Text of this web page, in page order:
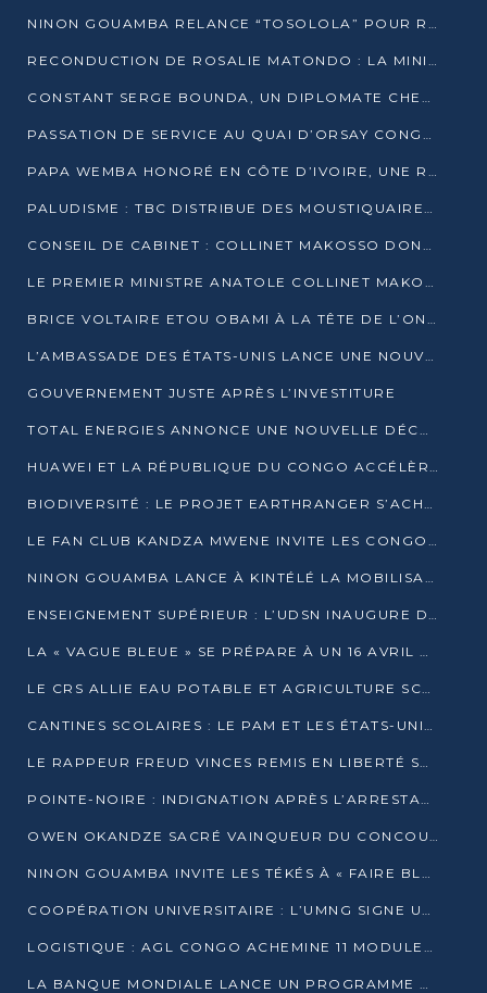
NINON GOUAMBA RELANCE “TOSOLOLA” POUR RENFORCER LE DIALOGUE AVEC LES CITOYENS
RECONDUCTION DE ROSALIE MATONDO : LA MINISTRE PROMET D’ACCÉLÉRER LE TRAITEMENT DES DOSSIERS ET DE RELEVER DE NOUVEAUX DÉFIS
CONSTANT SERGE BOUNDA, UN DIPLOMATE CHEVRONNÉ AUX COMMANDES DES AFFAIRES ÉTRANGÈRES
PASSATION DE SERVICE AU QUAI D’ORSAY CONGOLAIS : GAKOSSO PASSE LE FLAMBEAU À BOUNDA
PAPA WEMBA HONORÉ EN CÔTE D’IVOIRE, UNE RUE PORTE DÉSORMAIS SON NOM
PALUDISME : TBC DISTRIBUE DES MOUSTIQUAIRES DANS DEUX CSI DE BRAZZAVILLE
CONSEIL DE CABINET : COLLINET MAKOSSO DONNE SES DERNIÈRES ORIENTATIONS
LE PREMIER MINISTRE ANATOLE COLLINET MAKOSSO DÉMISSIONNE AVEC SON GOUVERNEMENT
BRICE VOLTAIRE ETOU OBAMI À LA TÊTE DE L’ONEC-C POUR TROIS ANS
L’AMBASSADE DES ÉTATS-UNIS LANCE UNE NOUVELLE COHORTE DU PROGRAMME ACCESS MICRO-SCHOLARSHIP
GOUVERNEMENT JUSTE APRÈS L’INVESTITURE
TOTAL ENERGIES ANNONCE UNE NOUVELLE DÉCOUVERTE D’HYDROCARBURES SUR LE PERMIS MOHO AU LARGE DU CONGO
HUAWEI ET LA RÉPUBLIQUE DU CONGO ACCÉLÈRENT LEUR PARTENARIAT
BIODIVERSITÉ : LE PROJET EARTHRANGER S’ACHÈVE, MAIS LES DÉFIS DEMEURENT
LE FAN CLUB KANDZA MWENE INVITE LES CONGOLAIS À UNE FORTE AFFLUENCE AU STADE DE KINTÉLÉ
NINON GOUAMBA LANCE À KINTÉLÉ LA MOBILISATION POUR L’INVESTITURE DR DSN
ENSEIGNEMENT SUPÉRIEUR : L’UDSN INAUGURE DES LABORATOIRES POUR BOOSTER LA FORMATION PRATIQUE
LA « VAGUE BLEUE » SE PRÉPARE À UN 16 AVRIL HISTORIQUE
LE CRS ALLIE EAU POTABLE ET AGRICULTURE SCOLAIRE AU CŒUR DE LA TRANSFORMATION DES ÉCOLES RURALES
CANTINES SCOLAIRES : LE PAM ET LES ÉTATS-UNIS AU CONTACT DES ÉCOLIERS DE KINKALA
LE RAPPEUR FREUD VINCES REMIS EN LIBERTÉ SOUS PRESSION MÉDIATIQUE
POINTE-NOIRE : INDIGNATION APRÈS L’ARRESTATION DU RAPPEUR FREUD VINCES
OWEN OKANDZE SACRÉ VAINQUEUR DU CONCOURS SLAM POUR LA VIE
NINON GOUAMBA INVITE LES TÉKÉS À « FAIRE BLOC » POUR PESER DANS LE DÉBAT NATIONAL
COOPÉRATION UNIVERSITAIRE : L’UMNG SIGNE UN ACCORD STRATÉGIQUE AVEC L’UNIVERSITÉ HAINAN EN CHINE
LOGISTIQUE : AGL CONGO ACHEMINE 11 MODULES GÉANTS JUSQU’À BRAZZAVILLE
LA BANQUE MONDIALE LANCE UN PROGRAMME DE 394 MILLIONS DE DOLLARS POUR LE BASSIN DU CONGO